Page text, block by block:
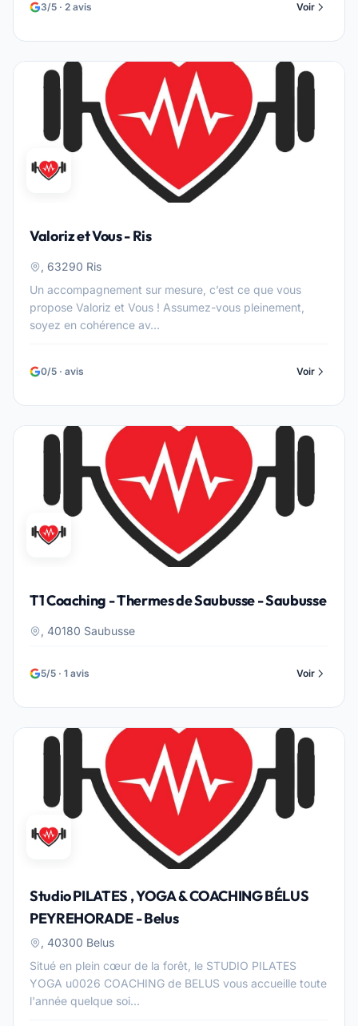
3/5 · 2 avis Voir
Valoriz et Vous - Ris
, 63290 Ris
Un accompagnement sur mesure, c’est ce que vous
propose Valoriz et Vous ! Assumez-vous pleinement,
soyez en cohérence av...
0/5 · avis Voir
T1 Coaching - Thermes de Saubusse - Saubusse
, 40180 Saubusse
5/5 · 1 avis Voir
Studio PILATES , YOGA & COACHING BÉLUS
PEYREHORADE - Belus
, 40300 Belus
Situé en plein cœur de la forêt, le STUDIO PILATES
YOGA u0026 COACHING de BELUS vous accueille toute
l'année quelque soi...